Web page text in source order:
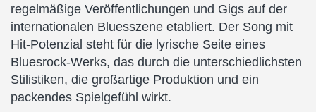
regelmäßige Veröffentlichungen und Gigs auf der
internationalen Bluesszene etabliert. Der Song mit
Hit-Potenzial steht für die lyrische Seite eines
Bluesrock-Werks, das durch die unterschiedlichsten
Stilistiken, die großartige Produktion und ein
packendes Spielgefühl wirkt.